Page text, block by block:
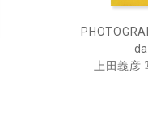
上田義